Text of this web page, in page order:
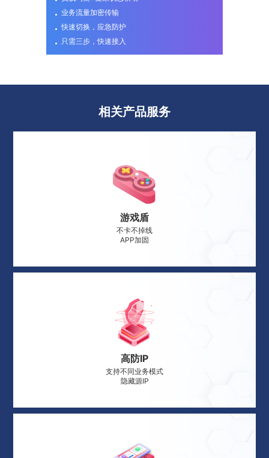
业务流量加密传输
快速切换，应急防护
只需三步，快速接入
相关产品服务
游戏盾
不卡不掉线
APP加固
高防IP
支持不同业务模式
隐藏源IP